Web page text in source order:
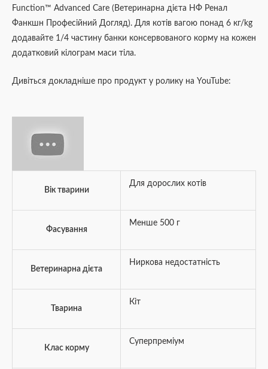
Function™ Advanced Care (Ветеринарна дієта НФ Ренал
Фанкшн Професійний Догляд). Для котів вагою понад 6 кг/kg
додавайте 1/4 частину банки консервованого корму на кожен
додатковий кілограм маси тіла.
Дивіться докладніше про продукт у ролику на YouTube:
Вік тварини
Для дорослих котів
Фасування
Менше 500 г
Ветеринарна дієта
Ниркова недостатність
Тварина
Кіт
Клас корму
Суперпреміум